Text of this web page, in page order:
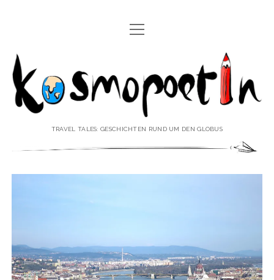
REISEREPORTAGEN
REISEPOESIE
REISEKOLUMNEN
öffnen
IMPRESSUM
♥ ÜBER DIE AUTORIN Menü
öffnen
Menü
öffnen
Kosmopoetin
TRAVEL TALES: GESCHICHTEN RUND UM DEN GLOBUS